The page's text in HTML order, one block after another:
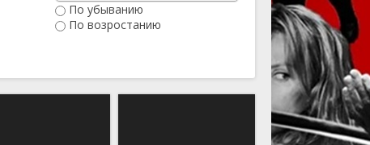
Фантастика
Сериалы
По убыванию
По возростанию